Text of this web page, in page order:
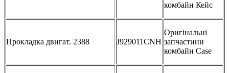
комбайн Кейс
Прокладка двигат. 2388 J929011CNH
Оригінальні
запчастини
комбайн Case